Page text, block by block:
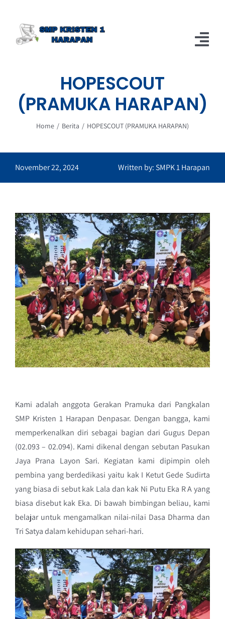
content
Berita
HOPESCOUT
(PRAMUKA HARAPAN)
Home Berita HOPESCOUT (PRAMUKA HARAPAN)
November 22, 2024 Written by: SMPK 1 Harapan
Kami adalah anggota Gerakan Pramuka dari Pangkalan
SMP Kristen 1 Harapan Denpasar. Dengan bangga, kami
memperkenalkan diri sebagai bagian dari Gugus Depan
(02.093 – 02.094). Kami dikenal dengan sebutan Pasukan
Jaya Prana Layon Sari. Kegiatan kami dipimpin oleh
pembina yang berdedikasi yaitu kak I Ketut Gede Sudirta
yang biasa di sebut kak Lala dan kak Ni Putu Eka R A yang
biasa disebut kak Eka. Di bawah bimbingan beliau, kami
belajar untuk mengamalkan nilai-nilai Dasa Dharma dan
Tri Satya dalam kehidupan sehari-hari.